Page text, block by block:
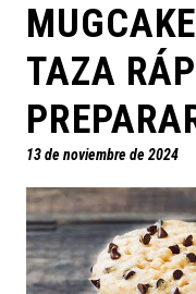
TAZA
13 de noviembre de 2024